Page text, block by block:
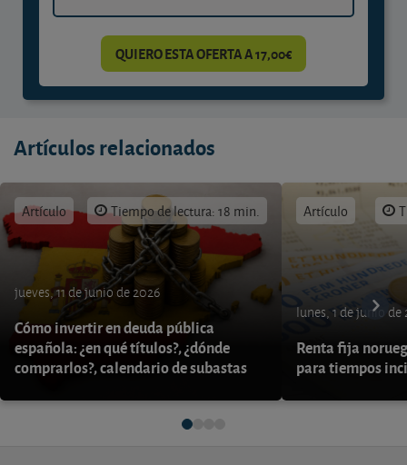
QUIERO ESTA OFERTA A 17,00€
Artículos relacionados
Artículo Tiempo de lectura: 18 min.
jueves, 11 de junio de 2026
Cómo invertir en deuda pública
española: ¿en qué títulos?, ¿dónde
comprarlos?, calendario de subastas
Artículo
lunes, 1 de junio de
Renta fija
para tiempos